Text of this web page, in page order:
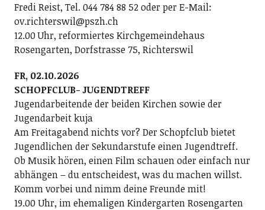
Fredi Reist, Tel. 044 784 88 52 oder per E-Mail:
ov.richterswil@pszh.ch
12.00 Uhr, reformiertes Kirchgemeindehaus
Rosengarten, Dorfstrasse 75, Richterswil
FR, 02.10.2026
SCHOPFCLUB- JUGENDTREFF
Jugendarbeitende der beiden Kirchen sowie der
Jugendarbeit kuja
Am Freitagabend nichts vor? Der Schopfclub bietet
Jugendlichen der Sekundarstufe einen Jugendtreff.
Ob Musik hören, einen Film schauen oder einfach nur
abhängen – du entscheidest, was du machen willst.
Komm vorbei und nimm deine Freunde mit!
19.00 Uhr, im ehemaligen Kindergarten Rosengarten